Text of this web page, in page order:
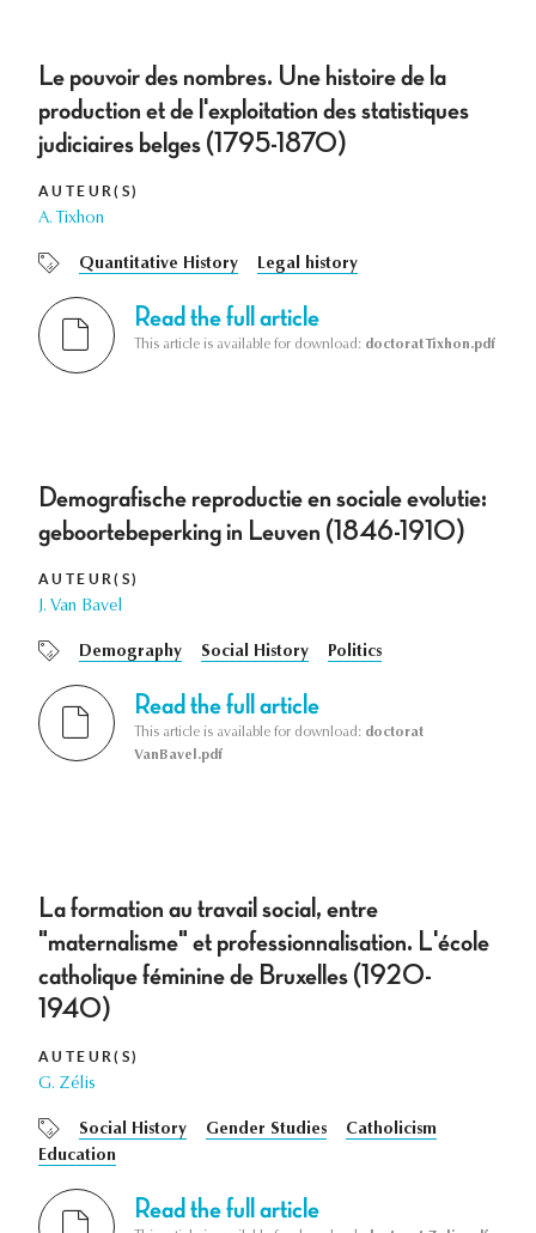
Le pouvoir des nombres. Une histoire de la
production et de l'exploitation des statistiques
judiciaires belges (1795-1870)
AUTEUR(S)
A. Tixhon
Quantitative History Legal history
Read the full article
This article is available for download: doctorat Tixhon.pdf
Demografische reproductie en sociale evolutie:
geboortebeperking in Leuven (1846-1910)
AUTEUR(S)
J. Van Bavel
Demography Social History Politics
Read the full article
This article is available for download: doctorat
VanBavel.pdf
La formation au travail social, entre
"maternalisme" et professionnalisation. L'école
catholique féminine de Bruxelles (1920-
1940)
AUTEUR(S)
G. Zélis
Social History Gender Studies
Catholicism
Education
Read the full article